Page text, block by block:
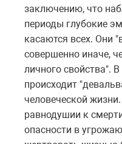
заключению, что
периоды глубокие
касаются всех. Они
совершенно иначе,
личного свойства".
происходит
человеческой
равнодушии к
опасности в